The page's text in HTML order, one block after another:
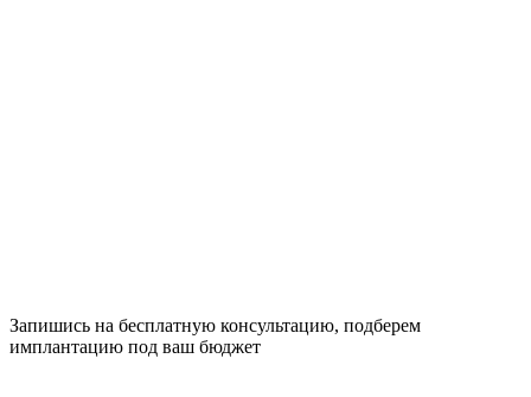
Запишись на бесплатную консультацию, подберем
имплантацию под ваш бюджет